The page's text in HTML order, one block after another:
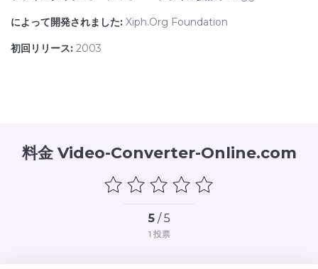
によって開発されました: Xiph.Org Foundation
初回リリース: 2003
料金 Video-Converter-Online.com
5/ 5
1 投票